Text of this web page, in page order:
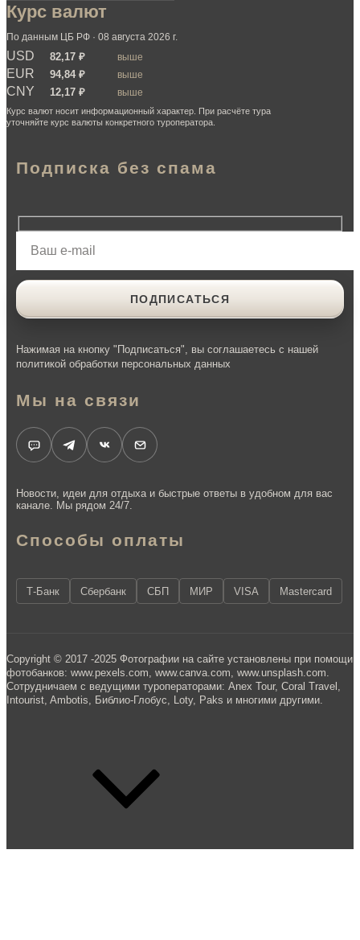
Курс валют
По данным ЦБ РФ · 08 августа 2026 г.
USD 82,17 ₽ выше
EUR 94,84 ₽ выше
CNY 12,17 ₽ выше
Курс валют носит информационный характер. При расчёте тура
уточняйте курс валюты конкретного туроператора.
Способы оплаты
Т-Банк Сбербанк СБП МИР VISA Mastercard
Мы на связи
Новости, идеи для отдыха и быстрые ответы в удобном для вас
канале. Мы рядом 24/7.
Подписка без спама
Нажимая на кнопку "Подписаться", вы соглашаетесь с нашей
политикой обработки персональных данных
Copyright © 2017 -2025 Фотографии на сайте установлены при помощи
фотобанков: www.pexels.com, www.canva.com, www.unsplash.com.
Сотрудничаем с ведущими туроператорами: Anex Tour, Coral Travel,
Intourist, Ambotis, Библио-Глобус, Loty, Paks и многими другими.